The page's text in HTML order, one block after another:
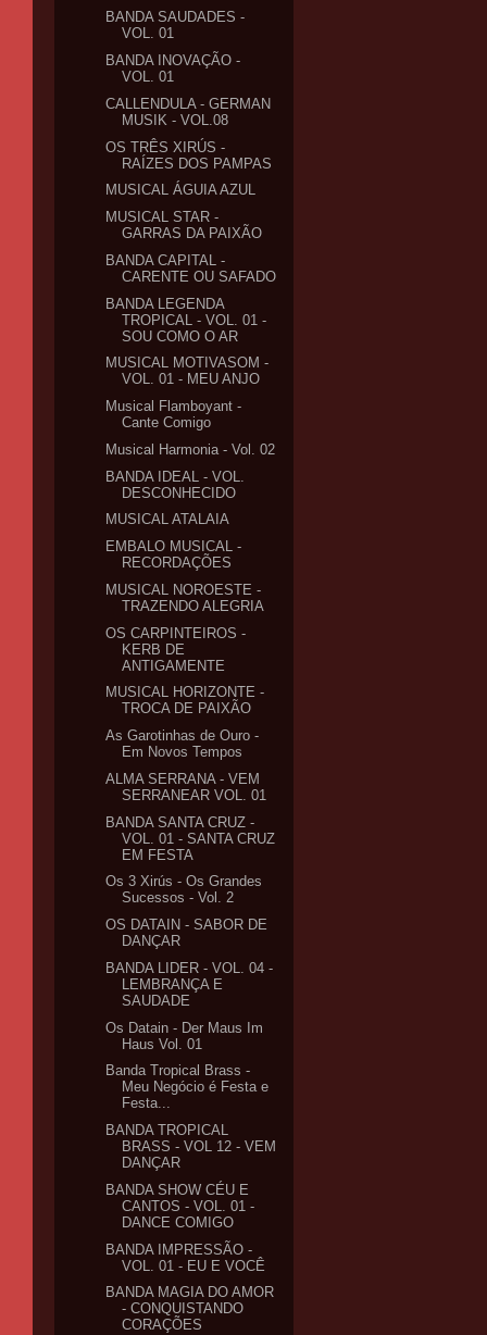
BANDA SAUDADES -
VOL. 01
BANDA INOVAÇÃO -
VOL. 01
CALLENDULA - GERMAN
MUSIK - VOL.08
OS TRÊS XIRÚS -
RAÍZES DOS PAMPAS
MUSICAL ÁGUIA AZUL
MUSICAL STAR -
GARRAS DA PAIXÃO
BANDA CAPITAL -
CARENTE OU SAFADO
BANDA LEGENDA
TROPICAL - VOL. 01 -
SOU COMO O AR
MUSICAL MOTIVASOM -
VOL. 01 - MEU ANJO
Musical Flamboyant -
Cante Comigo
Musical Harmonia - Vol. 02
BANDA IDEAL - VOL.
DESCONHECIDO
MUSICAL ATALAIA
EMBALO MUSICAL -
RECORDAÇÕES
MUSICAL NOROESTE -
TRAZENDO ALEGRIA
OS CARPINTEIROS -
KERB DE
ANTIGAMENTE
MUSICAL HORIZONTE -
TROCA DE PAIXÃO
As Garotinhas de Ouro -
Em Novos Tempos
ALMA SERRANA - VEM
SERRANEAR VOL. 01
BANDA SANTA CRUZ -
VOL. 01 - SANTA CRUZ
EM FESTA
Os 3 Xirús - Os Grandes
Sucessos - Vol. 2
OS DATAIN - SABOR DE
DANÇAR
BANDA LIDER - VOL. 04 -
LEMBRANÇA E
SAUDADE
Os Datain - Der Maus Im
Haus Vol. 01
Banda Tropical Brass -
Meu Negócio é Festa e
Festa...
BANDA TROPICAL
BRASS - VOL 12 - VEM
DANÇAR
BANDA SHOW CÉU E
CANTOS - VOL. 01 -
DANCE COMIGO
BANDA IMPRESSÃO -
VOL. 01 - EU E VOCÊ
BANDA MAGIA DO AMOR
- CONQUISTANDO
CORAÇÕES